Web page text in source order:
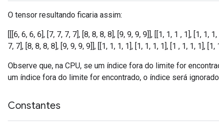
O tensor resultando ficaria assim:
[[[6, 6, 6, 6], [7, 7, 7, 7], [8, 8, 8, 8], [9, 9, 9, 9]], [[1, 1, 1 , 1], [1, 1,
7, 7], [8, 8, 8, 8], [9, 9, 9, 9]], [[1, 1, 1, 1], [1, 1, 1, 1], [1 , 1, 1, 1], [1,
Observe que, na CPU, se um índice fora do limite for
um índice fora do limite for encontrado, o índice será
Constantes